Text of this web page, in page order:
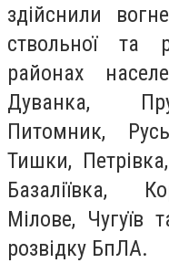
здійснили
ствольної та
районах
Дуванка,
Питомник,
Тишки,
Базаліївка,
Мілове, Чугуїв
розвідку БпЛА.